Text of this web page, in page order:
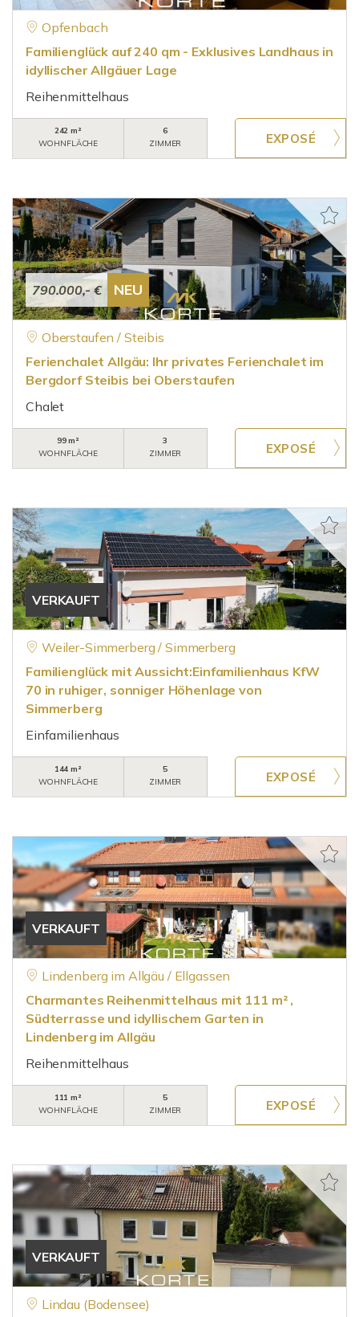
Opfenbach
Familienglück auf 240 qm - Exklusives Landhaus in
idyllischer Allgäuer Lage
Reihenmittelhaus
242 m²
WOHNFLÄCHE
6
ZIMMER
790.000,- € NEU
Oberstaufen / Steibis
Ferienchalet Allgäu: Ihr privates Ferienchalet im
Bergdorf Steibis bei Oberstaufen
Chalet
99 m²
WOHNFLÄCHE
3
ZIMMER
VERKAUFT
Weiler-Simmerberg / Simmerberg
Familienglück mit Aussicht:Einfamilienhaus KfW
70 in ruhiger, sonniger Höhenlage von
Simmerberg
Einfamilienhaus
144 m²
WOHNFLÄCHE
5
ZIMMER
VERKAUFT
Lindenberg im Allgäu / Ellgassen
Charmantes Reihenmittelhaus mit 111 m² ,
Südterrasse und idyllischem Garten in
Lindenberg im Allgäu
Reihenmittelhaus
111 m²
WOHNFLÄCHE
5
ZIMMER
VERKAUFT
Lindau (Bodensee)